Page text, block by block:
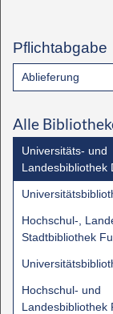
Pflichtabgabe
Ablieferung
Alle
Universitäts- und
Landesbibliothek
Hochschul-,
Stadtbibliothek
Hochschul- und
Landesbibliothek